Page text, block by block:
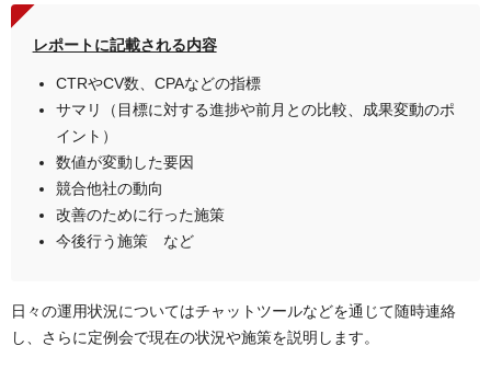
レポートに記載される内容
CTRやCV数、CPAなどの指標
サマリ（目標に対する進捗や前月との比較、成果変動のポ
イント）
数値が変動した要因
競合他社の動向
改善のために行った施策
今後行う施策 など
日々の運用状況についてはチャットツールなどを通じて随時連絡
し、さらに定例会で現在の状況や施策を説明します。